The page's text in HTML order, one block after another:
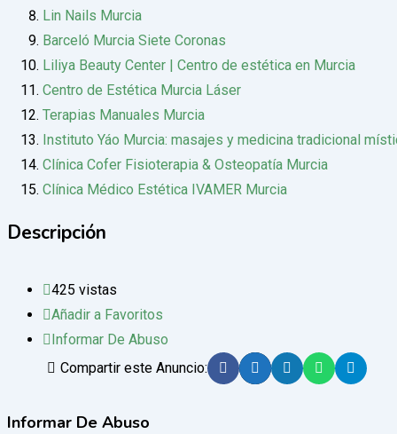
Lin Nails Murcia
Barceló Murcia Siete Coronas
Liliya Beauty Center | Centro de estética en Murcia
Centro de Estética Murcia Láser
Terapias Manuales Murcia
Instituto Yáo Murcia: masajes y medicina tradicional
Clínica Cofer Fisioterapia & Osteopatía Murcia
Clínica Médico Estética IVAMER Murcia
Descripción
425 vistas
Añadir a Favoritos
Informar De Abuso
Compartir este Anuncio:
Informar De Abuso